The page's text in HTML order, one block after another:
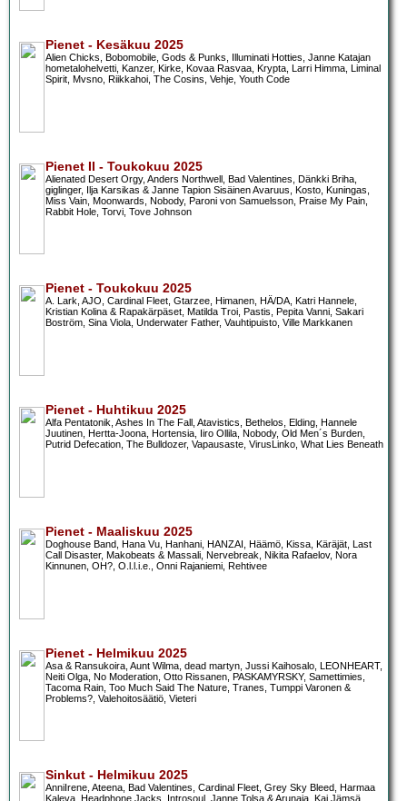
Pienet - Kesäkuu 2025
Alien Chicks, Bobomobile, Gods & Punks, Illuminati Hotties, Janne Katajan
hometalohelvetti, Kanzer, Kirke, Kovaa Rasvaa, Krypta, Larri Himma, Liminal
Spirit, Mvsno, Riikkahoi, The Cosins, Vehje, Youth Code
Pienet II - Toukokuu 2025
Alienated Desert Orgy, Anders Northwell, Bad Valentines, Dänkki Briha,
giglinger, Ilja Karsikas & Janne Tapion Sisäinen Avaruus, Kosto, Kuningas,
Miss Vain, Moonwards, Nobody, Paroni von Samuelsson, Praise My Pain,
Rabbit Hole, Torvi, Tove Johnson
Pienet - Toukokuu 2025
A. Lark, AJO, Cardinal Fleet, Gtarzee, Himanen, HÄ/DA, Katri Hannele,
Kristian Kolina & Rapakärpäset, Matilda Troi, Pastis, Pepita Vanni, Sakari
Boström, Sina Viola, Underwater Father, Vauhtipuisto, Ville Markkanen
Pienet - Huhtikuu 2025
Alfa Pentatonik, Ashes In The Fall, Atavistics, Bethelos, Elding, Hannele
Juutinen, Hertta-Joona, Hortensia, Iiro Ollila, Nobody, Old Men´s Burden,
Putrid Defecation, The Bulldozer, Vapausaste, VirusLinko, What Lies Beneath
Pienet - Maaliskuu 2025
Doghouse Band, Hana Vu, Hanhani, HANZAI, Häämö, Kissa, Käräjät, Last
Call Disaster, Makobeats & Massali, Nervebreak, Nikita Rafaelov, Nora
Kinnunen, OH?, O.l.l.i.e., Onni Rajaniemi, Rehtivee
Pienet - Helmikuu 2025
Asa & Ransukoira, Aunt Wilma, dead martyn, Jussi Kaihosalo, LEONHEART,
Neiti Olga, No Moderation, Otto Rissanen, PASKAMYRSKY, Samettimies,
Tacoma Rain, Too Much Said The Nature, Tranes, Tumppi Varonen &
Problems?, Valehoitosäätiö, Vieteri
Sinkut - Helmikuu 2025
AnniIrene, Ateena, Bad Valentines, Cardinal Fleet, Grey Sky Bleed, Harmaa
Kaleva, Headphone Jacks, Introsoul, Janne Tolsa & Arunaja, Kai Jämsä,